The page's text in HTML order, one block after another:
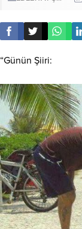
“Günün Şiiri: